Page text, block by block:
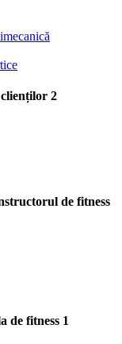
2
de fitness
de fitness 1